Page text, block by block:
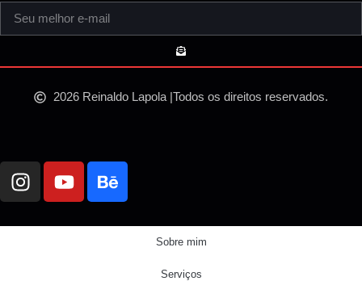
2026 Reinaldo Lapola |Todos os direitos reservados.
Sobre mim
Serviços